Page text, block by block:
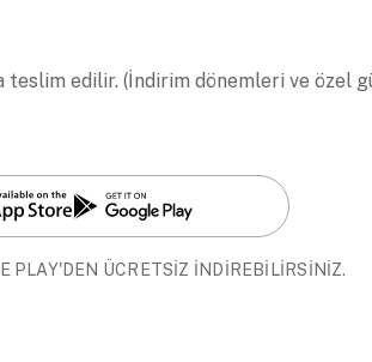
edilir. (İndirim dönemleri ve özel
PLAY'DEN ÜCRETSİZ İNDİREBİLİRSİNİZ.